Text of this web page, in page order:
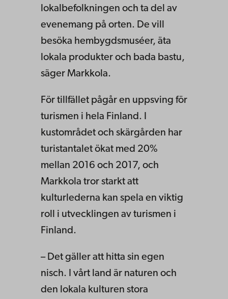
lokalbefolkningen och ta del av
evenemang på orten. De vill
besöka hembygdsmuséer, äta
lokala produkter och bada bastu,
säger Markkola.
För tillfället pågår en uppsving för
turismen i hela Finland. I
kustområdet och skärgården har
turistantalet ökat med 20%
mellan 2016 och 2017, och
Markkola tror starkt att
kulturlederna kan spela en viktig
roll i utvecklingen av turismen i
Finland.
– Det gäller att hitta sin egen
nisch. I vårt land är naturen och
den lokala kulturen stora